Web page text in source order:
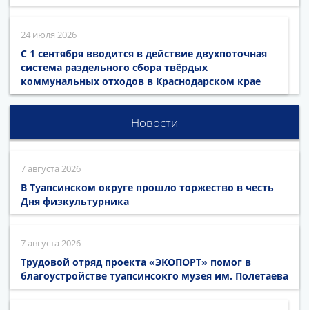
24 июля 2026
С 1 сентября вводится в действие двухпоточная
система раздельного сбора твёрдых
коммунальных отходов в Краснодарском крае
Новости
7 августа 2026
В Туапсинском округе прошло торжество в честь
Дня физкультурника
7 августа 2026
Трудовой отряд проекта «ЭКОПОРТ» помог в
благоустройстве туапсинсокго музея им. Полетаева